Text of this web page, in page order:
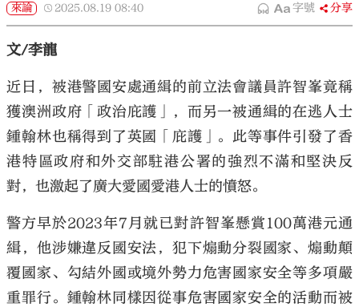
來論 2025.08.19 08:40 字號 分享
文/李龍
近日，被港警國安處通緝的前立法會議員許智峯竟稱
獲澳洲政府「政治庇護」，而另一被通緝的在逃人士
鍾翰林也稱得到了英國「庇護」。此等事件引發了香
港特區政府和外交部駐港公署的強烈不滿和堅決反
對，也激起了廣大愛國愛港人士的憤怒。
警方早於2023年7月就已對許智峯懸賞100萬港元通
緝，他涉嫌違反國安法，犯下煽動分裂國家、煽動顛
覆國家、勾結外國或境外勢力危害國家安全等多項嚴
重罪行。鍾翰林同樣因從事危害國家安全的活動而被